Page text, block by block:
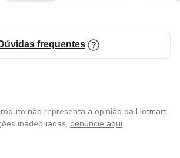
Dúvidas frequentes
não representa a opinião da Hotmart.
inadequadas, denuncie aqui